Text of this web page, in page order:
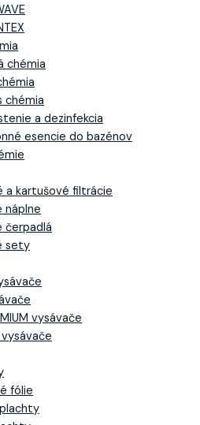
chémia
chémia
a dezinfekcia
esencie do bazénov
a kartušové filtrácie
náplne
čerpadlá
sety
vysávače
fólie